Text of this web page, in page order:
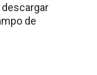
de